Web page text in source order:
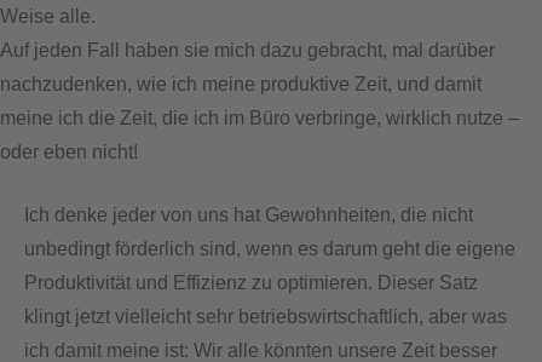
Weise alle.
Auf jeden Fall haben sie mich dazu gebracht, mal darüber
nachzudenken, wie ich meine produktive Zeit, und damit
meine ich die Zeit, die ich im Büro verbringe, wirklich nutze –
oder eben nicht!
Ich denke jeder von uns hat Gewohnheiten, die nicht
unbedingt förderlich sind, wenn es darum geht die eigene
Produktivität und Effizienz zu optimieren. Dieser Satz
klingt jetzt vielleicht sehr betriebswirtschaftlich, aber was
ich damit meine ist: Wir alle könnten unsere Zeit besser